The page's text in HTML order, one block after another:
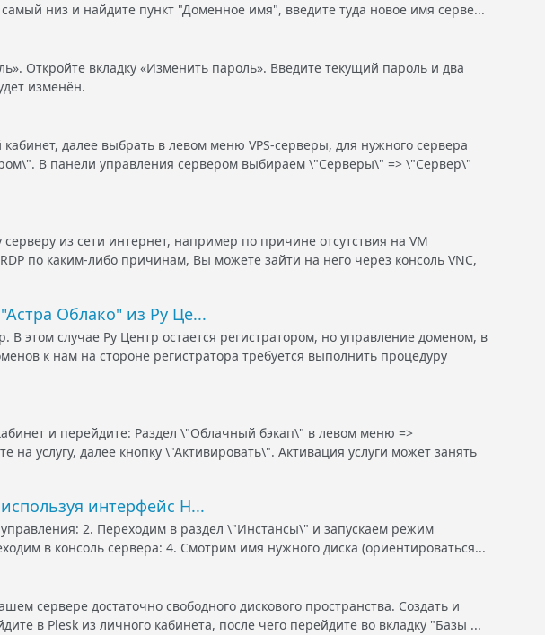
низ и найдите пункт "Доменное имя", введите туда новое имя серве...
Откройте вкладку «Изменить пароль». Введите текущий пароль и два
изменён.
далее выбрать в левом меню VPS-серверы, для нужного сервера
В панели управления сервером выбираем \"Серверы\" => \"Сервер\"
из сети интернет, например по причине отсутствия на VM
по каким-либо причинам, Вы можете зайти на него через консоль VNC,
Облако" из Ру Це...
этом случае Ру Центр остается регистратором, но управление доменом, в
к нам на стороне регистратора требуется выполнить процедуру
и перейдите: Раздел \"Облачный бэкап\" в левом меню =>
услугу, далее кнопку \"Активировать\". Активация услуги может занять
интерфейс H...
2. Переходим в раздел \"Инстансы\" и запускаем режим
в консоль сервера: 4. Смотрим имя нужного диска (ориентироваться...
сервере достаточно свободного дискового пространства. Создать и
в Plesk из личного кабинета, после чего перейдите во вкладку "Базы ...